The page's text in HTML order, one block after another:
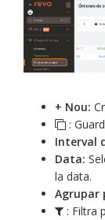
+ Nou:
:
Interval
Data:
la data.
Agrupar
: Filtra